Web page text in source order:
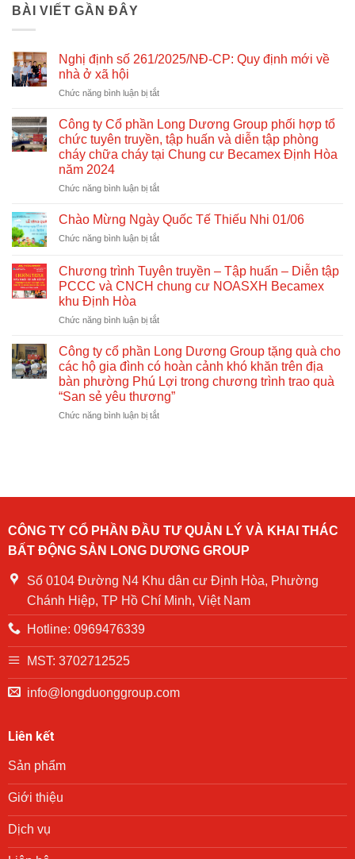
BÀI VIẾT GẦN ĐÂY
Nghị định số 261/2025/NĐ-CP: Quy định mới về
nhà ở xã hội
Chức năng bình luận bị tắtở
định
số
261/2025/NĐ-
CP:
định
về
nhà
ở
hội
Công ty Cổ phần Long Dương Group phối hợp tổ
chức tuyên truyền, tập huấn và diễn tập phòng
cháy chữa cháy tại Chung cư Becamex Định Hòa
năm 2024
Chức năng bình luận bị tắtở
ty
Cổ
phần
Dương
Group
tổ
tuyên
truyền,
tập
huấn
và
diễn
tại
cư
Becamex
Định
năm
2024
Chào Mừng Ngày Quốc Tế Thiếu Nhi 01/06
Chức năng bình luận bị tắtở
Mừng
Ngày
Quốc
Thiếu
Chương trình Tuyên truyền – Tập huấn – Diễn tập
PCCC và CNCH chung cư NOASXH Becamex
khu Định Hòa
Chức năng bình luận bị tắtở
trình
Tuyên
truyền
–
Tập
huấn
CNCH
NOASXH
Becamex
Định
Công ty cổ phần Long Dương Group tặng quà cho
các hộ gia đình có hoàn cảnh khó khăn trên địa
bàn phường Phú Lợi trong chương trình trao quà
“San sẻ yêu thương”
Chức năng bình luận bị tắtở
Dương
quà
cho
hộ
đình
có
cảnh
địa
sẻ
CÔNG TY CỔ PHẦN ĐẦU TƯ QUẢN LÝ VÀ KHAI THÁC
BẤT ĐỘNG SẢN LONG DƯƠNG GROUP
Số 0104 Đường N4 Khu dân cư Định Hòa, Phường
Chánh Hiệp, TP Hồ Chí Minh, Việt Nam
Hotline: 0969476339
MST: 3702712525
info@longduonggroup.com
Liên kết
Sản phẩm
Giới thiệu
Dịch vụ